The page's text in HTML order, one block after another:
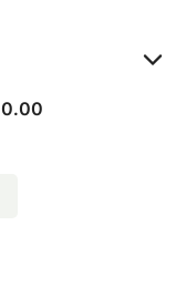
0.00